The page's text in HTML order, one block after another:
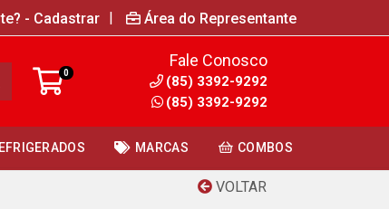
- Cadastrar | Área do Representante
0
Fale Conosco
(85) 3392-9292
(85) 3392-9292
MARCAS COMBOS
VOLTAR